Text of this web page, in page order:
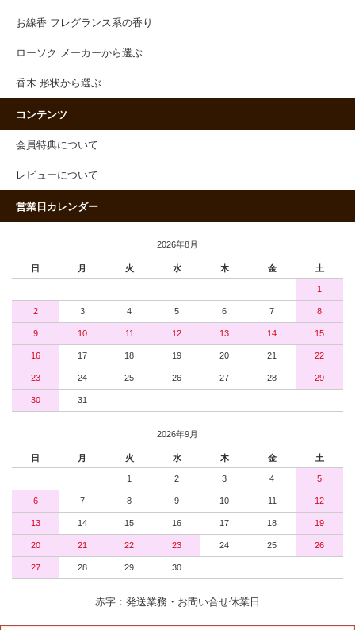
お線香 フレグランス系の香り
ローソク メーカーから選ぶ
香木 形状から選ぶ
コンテンツ
会員特典について
レビューについて
営業日カレンダー
2026年8月
日 月 火 水 木 金 土
1
2 3 4 5 6 7 8
9 10 11 12 13 14 15
16 17 18 19 20 21 22
23 24 25 26 27 28 29
30 31
2026年9月
日 月 火 水 木 金 土
1 2 3 4 5
6 7 8 9 10 11 12
13 14 15 16 17 18 19
20 21 22 23 24 25 26
27 28 29 30
赤字：発送業務・お問い合せ休業日